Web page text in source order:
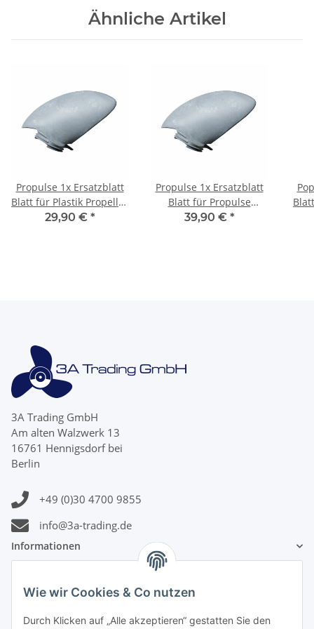
Wie wir Cookies & Co nutzen
Durch Klicken auf „Alle akzeptieren“ gestatten Sie den
Ähnliche Artikel
Propulse 1x Ersatzblatt
Blatt für Plastik Propeller
8901 & 8902
29,90 € *
Propulse 1x Ersatzblatt
Blatt für Propulse
Propeller 9901, 9902 &
39,90 € *
3A Trading GmbH
Am alten Walzwerk 13
16761 Hennigsdorf bei
Berlin
+49 (0)30 4700 9855
info@3a-trading.de
Informationen
Gesetzliche Informationen
Zahlungsinformationen